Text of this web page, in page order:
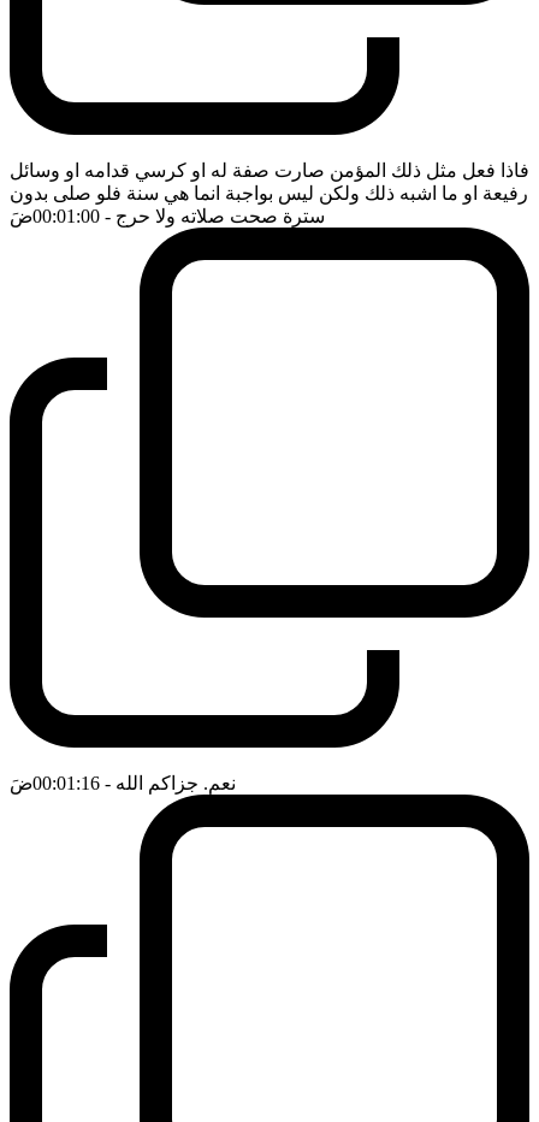
فاذا فعل مثل ذلك المؤمن صارت صفة له او كرسي قدامه او وسائل
رفيعة او ما اشبه ذلك ولكن ليس بواجبة انما هي سنة فلو صلى بدون
سترة صحت صلاته ولا حرج - 00:01:00 ضَ
نعم. جزاكم الله - 00:01:16 ضَ